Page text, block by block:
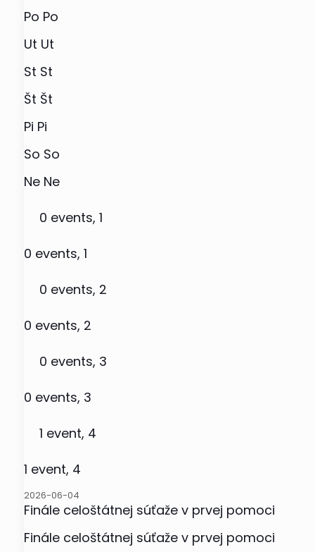
Po Po
Ut Ut
St St
Št Št
Pi Pi
So So
Ne Ne
0 events, 1
0 events, 1
0 events, 2
0 events, 2
0 events, 3
0 events, 3
1 event, 4
1 event, 4
2026-06-04
Finále celoštátnej súťaže v prvej pomoci
Finále celoštátnej súťaže v prvej pomoci